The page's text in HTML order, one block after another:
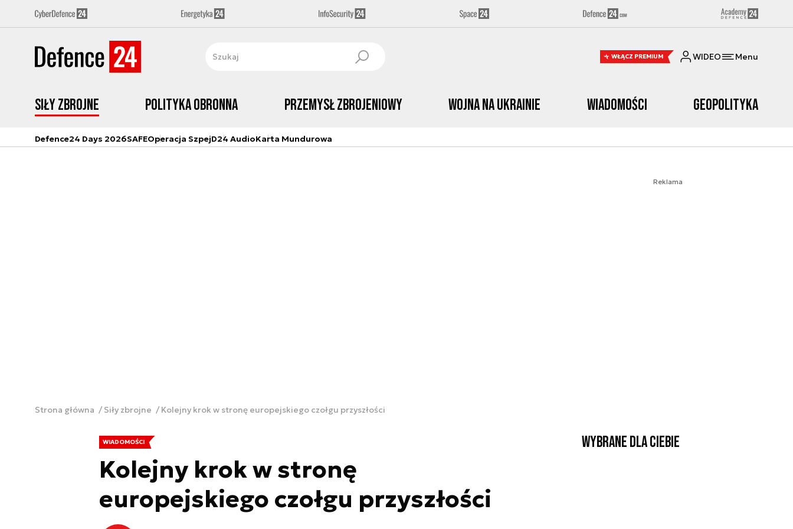
WŁĄCZ PREMIUM WIDEO Menu
Siły zbrojne Polityka obronna Przemysł Zbrojeniowy Wojna na Ukrainie Wiadomości Geopolityka
Defence24 Days 2026SAFEOperacja SzpejD24 AudioKarta Mundurowa
Reklama
Strona główna Siły zbrojne Kolejny krok w stronę europejskiego czołgu przyszłości
WIADOMOŚCI
Kolejny krok w stronę
europejskiego czołgu przyszłości
Wybrane dla Ciebie